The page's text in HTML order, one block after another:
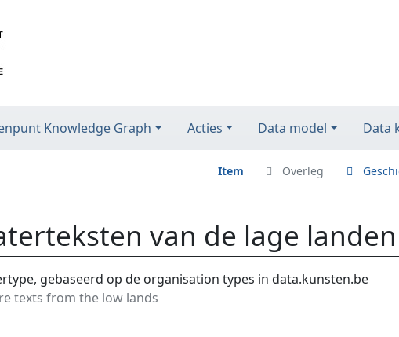
Knowledge Graph Acties Data model Data
Item Overleg
van de lage landen
,zoeken
gebaseerd op de organisation types in data.kunsten.be
texts from the low lands